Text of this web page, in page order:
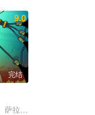
·马吉欧 埃里克·摩根·斯
9.0
完结
拉·乔克 克里斯·帕内尔